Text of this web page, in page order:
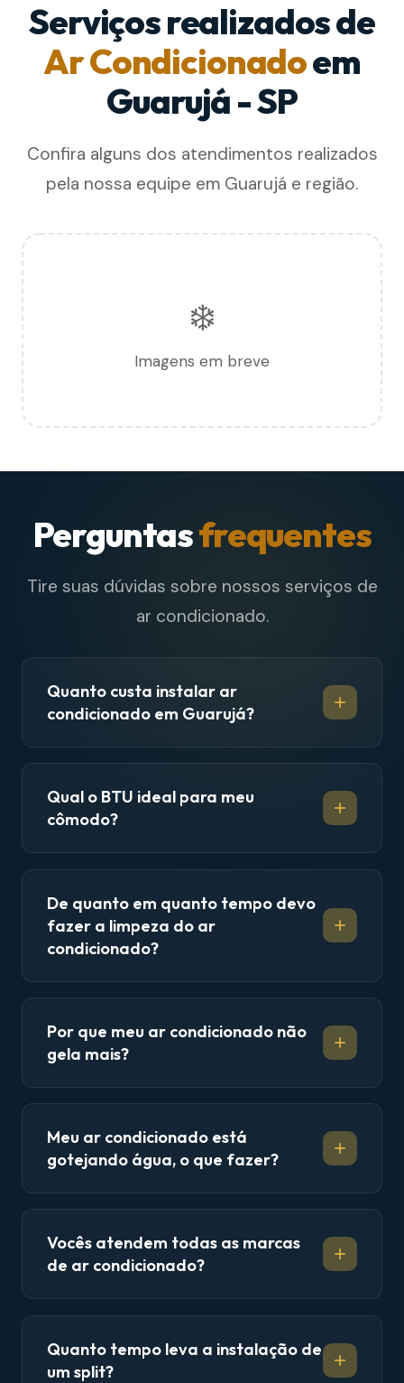
Serviços realizados de
Ar Condicionadoem
Guarujá - SP
Confira alguns dos atendimentos realizados
pela nossa equipe em Guarujá e região.
❄️
Imagens em breve
Perguntasfrequentes
Tire suas dúvidas sobre nossos serviços de
ar condicionado.
Quanto custa instalar ar
condicionado em Guarujá?
Qual o BTU ideal para meu
cômodo?
De quanto em quanto tempo devo
fazer a limpeza do ar
condicionado?
Por que meu ar condicionado não
gela mais?
Meu ar condicionado está
gotejando água, o que fazer?
Vocês atendem todas as marcas
de ar condicionado?
Quanto tempo leva a instalação de
um split?